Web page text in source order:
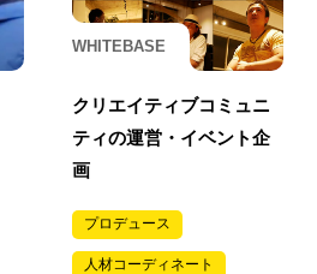
WHITEBASE
クリエイティブコミュニ
ティの運営・イベント企
画
プロデュース
人材コーディネート